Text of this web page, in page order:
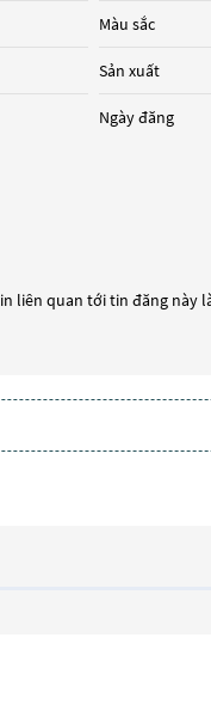
Màu sắc
Sản xuất
Ngày đăng
liên quan tới tin đăng này